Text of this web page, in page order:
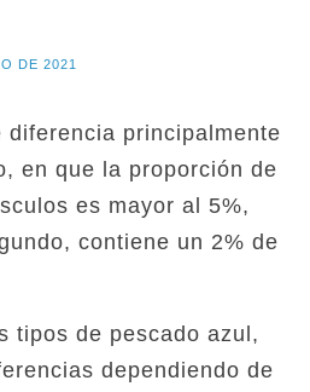
DE 2021
diferencia principalmente
en que la proporción de
es mayor al 5%,
contiene un 2% de
tipos de pescado azul,
dependiendo de